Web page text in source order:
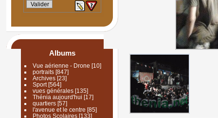
Albums
Vue aérienne - Drone [10]
portraits[847]
Archives [23]
Sport[564]
vues générales[135]
Thénia aujourd'hui [17]
quartiers[57]
l'avenue et le centre [85]
Photos Scolaires[133]